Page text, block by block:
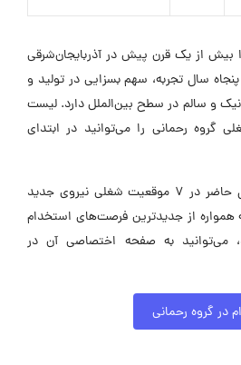
بیش از یک قرن پیش در آذربایجان‌شرقی
سال تجربه، سهم بسزایی در تولید و
و سالم در سطح بین‌الملل دارد. لیست
گروه رحمانی را می‌توانید در ابتدای
گروه رحمانی در حال حاضر در ۷ موقعیت شغلی نیروی جدید
همواره از جدیدترین فرصت‌های استخدام
می‌توانید به صفحه اختصاصی آن در
در گروه رحمانی